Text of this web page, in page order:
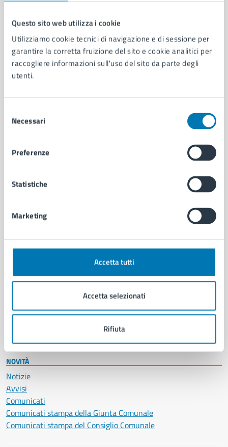
Questo sito web utilizza i cookie
Utilizziamo cookie tecnici di navigazione e di sessione per
garantire la corretta fruizione del sito e cookie analitici per
raccogliere informazioni sull'uso del sito da parte degli
utenti.
delNecessari
Preferenze
Statistiche
Marketing
Accetta tutti
Accetta selezionati
Rifiuta
AMMINISTRAZIONE
Aree amministrative
Organi di governo
Municipalità
Politici
Intranet, posta aziendale e protocollo
CATEGORIE DI SERVIZIO
Anagrafe e stato civile
Documenti e certificati
Giustizia e sicurezza pubblica
Salute, benessere e assistenza
Servizi Cimiteriali
NOVITÀ
Notizie
Avvisi
Comunicati
Comunicati stampa della Giunta Comunale
Comunicati stampa del Consiglio Comunale